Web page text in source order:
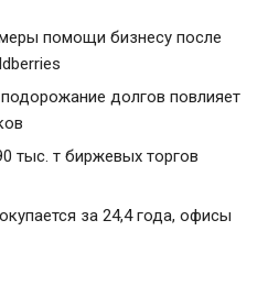
помощи бизнесу после
долгов повлияет
тыс. т биржевых торгов
за 24,4 года, офисы